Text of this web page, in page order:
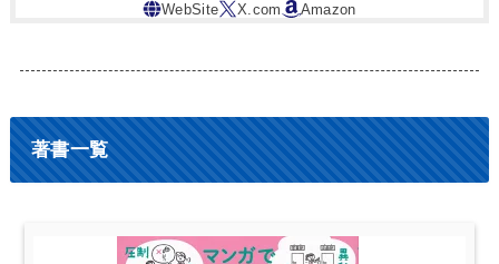
著書一覧